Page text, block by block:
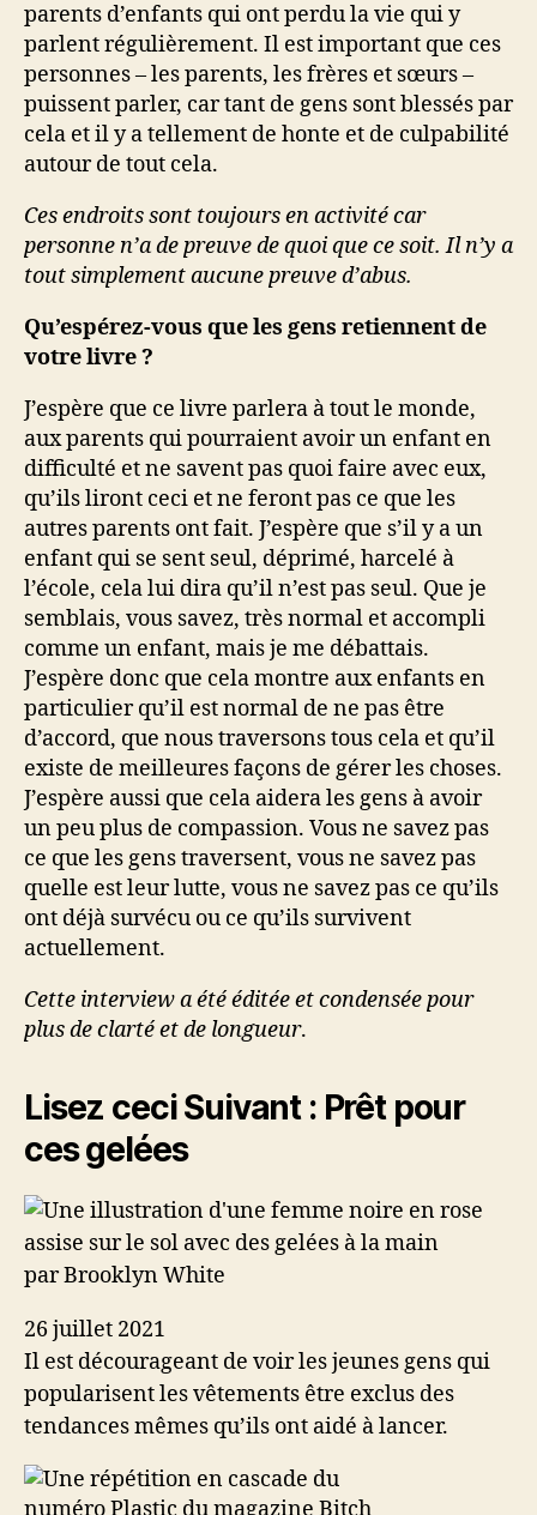
parents d’enfants qui ont perdu la vie qui y
parlent régulièrement. Il est important que ces
personnes – les parents, les frères et sœurs –
puissent parler, car tant de gens sont blessés par
cela et il y a tellement de honte et de culpabilité
autour de tout cela.
Ces endroits sont toujours en activité car
personne n’a de preuve de quoi que ce soit. Il n’y a
tout simplement aucune preuve d’abus.
Qu’espérez-vous que les gens retiennent de
votre livre ?
J’espère que ce livre parlera à tout le monde,
aux parents qui pourraient avoir un enfant en
difficulté et ne savent pas quoi faire avec eux,
qu’ils liront ceci et ne feront pas ce que les
autres parents ont fait. J’espère que s’il y a un
enfant qui se sent seul, déprimé, harcelé à
l’école, cela lui dira qu’il n’est pas seul. Que je
semblais, vous savez, très normal et accompli
comme un enfant, mais je me débattais.
J’espère donc que cela montre aux enfants en
particulier qu’il est normal de ne pas être
d’accord, que nous traversons tous cela et qu’il
existe de meilleures façons de gérer les choses.
J’espère aussi que cela aidera les gens à avoir
un peu plus de compassion. Vous ne savez pas
ce que les gens traversent, vous ne savez pas
quelle est leur lutte, vous ne savez pas ce qu’ils
ont déjà survécu ou ce qu’ils survivent
actuellement.
Cette interview a été éditée et condensée pour
plus de clarté et de longueur.
Lisez ceci Suivant :Prêt pour
ces gelées
par Brooklyn White
26 juillet 2021
Il est décourageant de voir les jeunes gens qui
popularisent les vêtements être exclus des
tendances mêmes qu’ils ont aidé à lancer.